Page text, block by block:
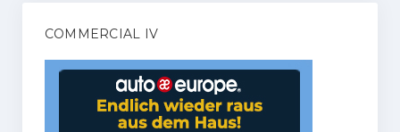
COMMERCIAL IV